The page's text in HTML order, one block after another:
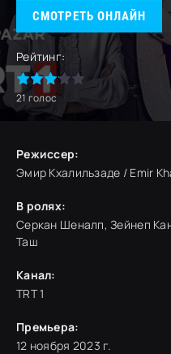
СМОТРЕТЬ ОНЛАЙН
Рейтинг:
21 голос
Режиссер:
Эмир Кхалильзаде / Emir
В ролях:
Серкан Шеналп, Зейнеп
Таш
Канал:
TRT 1
Премьера:
12 ноября 2023 г.